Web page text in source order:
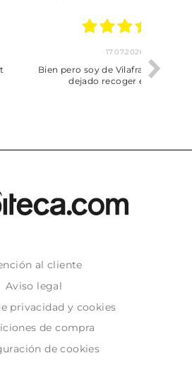
de Vilafranca y no me ha
recoger en tienda
al cliente
Aviso legal
privacidad y cookies
de compra
de cookies